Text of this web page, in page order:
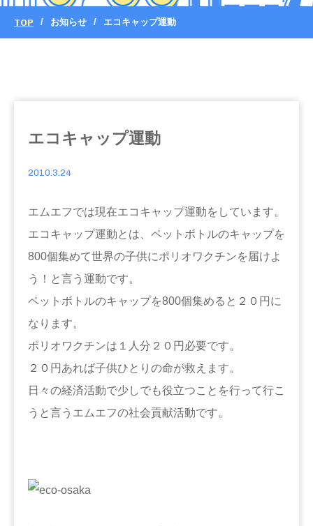
TOP お知らせ エコキャップ運動
エコキャップ運動
2010.3.24
エムエフでは現在エコキャップ運動をしています。
エコキャップ運動とは、ペットボトルのキャップを
800個集めて世界の子供にポリオワクチンを届けよ
う！と言う運動です。
ペットボトルのキャップを800個集めると２０円に
なります。
ポリオワクチンは１人分２０円必要です。
２０円あれば子供ひとりの命が救えます。
日々の経済活動で少しでも役立つことを行って行こ
うと言うエムエフの社会貢献活動です。